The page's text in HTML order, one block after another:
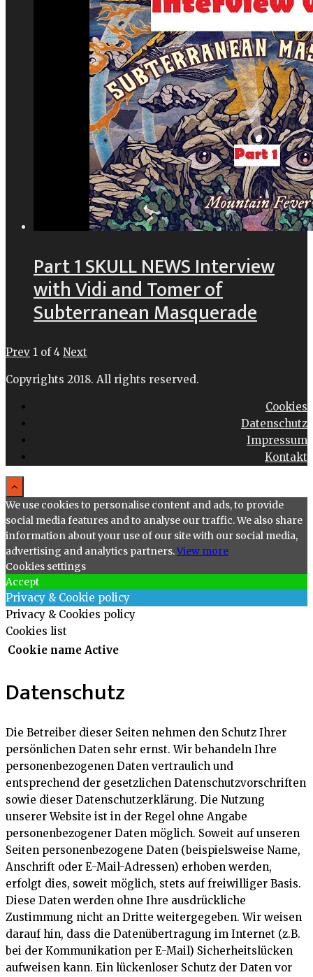
Part 1 SKULL NEWS Interview
with Vidi and Tomer of
Subterranean Masquerade
Prev 1 of 4 Next
Copyrights 2018. All rights reserved.
Cookies
Datenschutz
Impressum
Kontakt
We use cookies to personalise content and ads, to provide
social media features and to analyse our traffic. We also share
information about your use of our site with our social media,
advertising and analytics partners.View more
Cookies settings
Accept
Privacy & Cookie policy
Privacy & Cookies policy
Cookies list
Cookie name Active
Datenschutz
Die Betreiber dieser Seiten nehmen den Schutz Ihrer
persönlichen Daten sehr ernst. Wir behandeln Ihre
personenbezogenen Daten vertraulich und
entsprechend der gesetzlichen Datenschutzvorschriften
sowie dieser Datenschutzerklärung. Die Nutzung
unserer Website ist in der Regel ohne Angabe
personenbezogener Daten möglich. Soweit auf unseren
Seiten personenbezogene Daten (beispielsweise Name,
Anschrift oder E-Mail-Adressen) erhoben werden,
erfolgt dies, soweit möglich, stets auf freiwilliger Basis.
Diese Daten werden ohne Ihre ausdrückliche
Zustimmung nicht an Dritte weitergegeben. Wir weisen
darauf hin, dass die Datenübertragung im Internet (z.B.
bei der Kommunikation per E-Mail) Sicherheitslücken
aufweisen kann. Ein lückenloser Schutz der Daten vor